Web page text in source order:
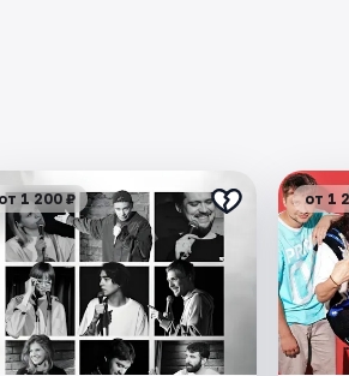
от 1 200 ₽ от 1